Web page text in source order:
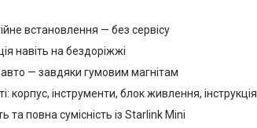
встановлення — без сервісу
навіть на бездоріжжі
— завдяки гумовим магнітам
корпус, інструменти, блок живлення, інструкція
та повна сумісність із Starlink Mini